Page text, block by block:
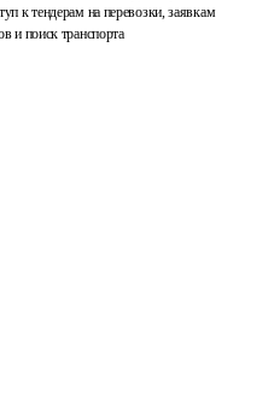
к тендерам на перевозки, заявкам
и поиск транспорта